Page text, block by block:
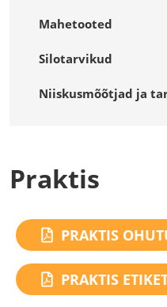
Mahetooted
Silotarvikud
Niiskusmõõtjad ja
Praktis
PRAKTIS
PRAKTIS